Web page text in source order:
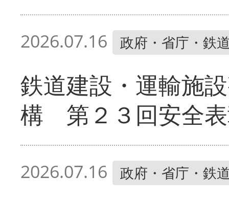
2026.07.16 政府・省庁・鉄
鉄道建設・運輸施
構 第２３回安全
2026.07.16 政府・省庁・鉄